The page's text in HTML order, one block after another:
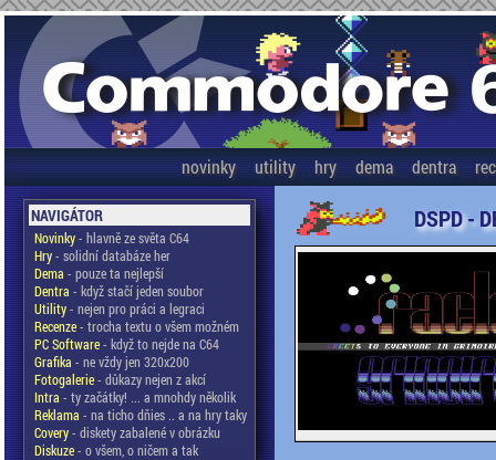
novinky utility hry dema dentra
NAVIGÁTOR
Novinky- hlavně ze světa C64
Hry- solidní databáze her
Dema - pouze ta nejlepší
Dentra - když stačí jeden soubor
Utility- nejen pro práci a legraci
Recenze- trocha textu o všem možném
PC Software- když to nejde na C64
Grafika - ne vždy jen 320x200
Fotogalerie- důkazy nejen z akcí
Intra - ty začátky! ... a mnohdy několik
Reklama - na ticho dňies .. a na hry taky
Covery- diskety zabalené v obrázku
Diskuze- o všem, o ničem a tak
DSPD -